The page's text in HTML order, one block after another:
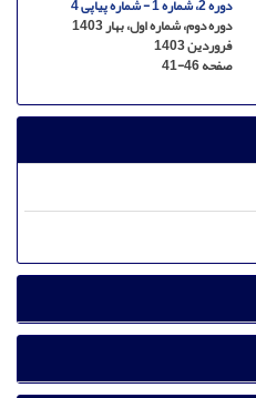
دوره 2، شماره 1 - شماره پیاپی 4
دوره دوم، شماره اول، بهار 1403
فروردین 1403
صفحه41-46